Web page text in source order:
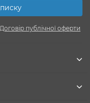
Договір публічної оферти